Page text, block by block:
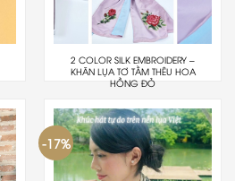
2 COLOR SILK EMBROIDERY –
KHĂN LỤA TƠ TẰM THÊU HOA
HỒNG ĐỎ
-17%